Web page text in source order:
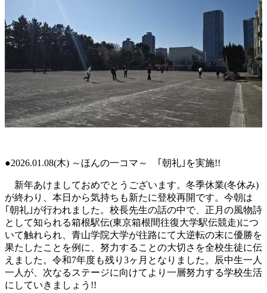
●2026.01.08(木) ～ほんの一コマ～ ｢朝礼｣を実施!!
新年あけましておめでとうございます。冬季休業(冬休み)
が終わり、本日から気持ちも新たに登校再開です。今朝は
｢朝礼｣が行われました。校長先生の話の中で、正月の風物詩
として知られる箱根駅伝(東京箱根間往復大学駅伝競走)につ
いて触れられ、青山学院大学が往路にて大逆転の末に優勝を
果たしたことを例に、努力することの大切さを全校生徒に伝
えました。令和7年度も残り3ヶ月となりました。辰中生一人
一人が、次なるステージに向けてより一層努力する学校生活
にしていきましょう!!